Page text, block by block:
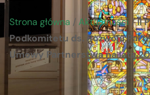
Strona główna / Aktualności /II
Podkomitetu ds. Rozwoju
Umowy Partnerstwa na lata